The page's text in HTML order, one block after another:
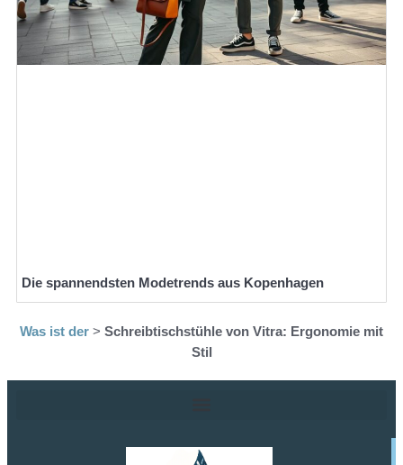
Die spannendsten Modetrends aus Kopenhagen
Was ist der > Schreibtischstühle von Vitra: Ergonomie mit
Stil